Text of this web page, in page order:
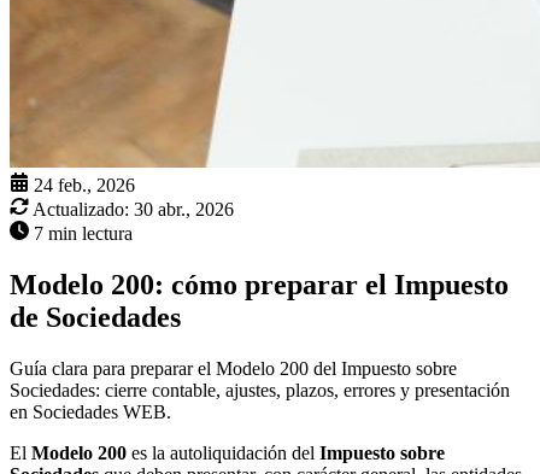
24 feb., 2026
Actualizado: 30 abr., 2026
7 min lectura
Modelo 200: cómo preparar el Impuesto
de Sociedades
Guía clara para preparar el Modelo 200 del Impuesto sobre
Sociedades: cierre contable, ajustes, plazos, errores y presentación
en Sociedades WEB.
El Modelo 200 es la autoliquidación del Impuesto sobre